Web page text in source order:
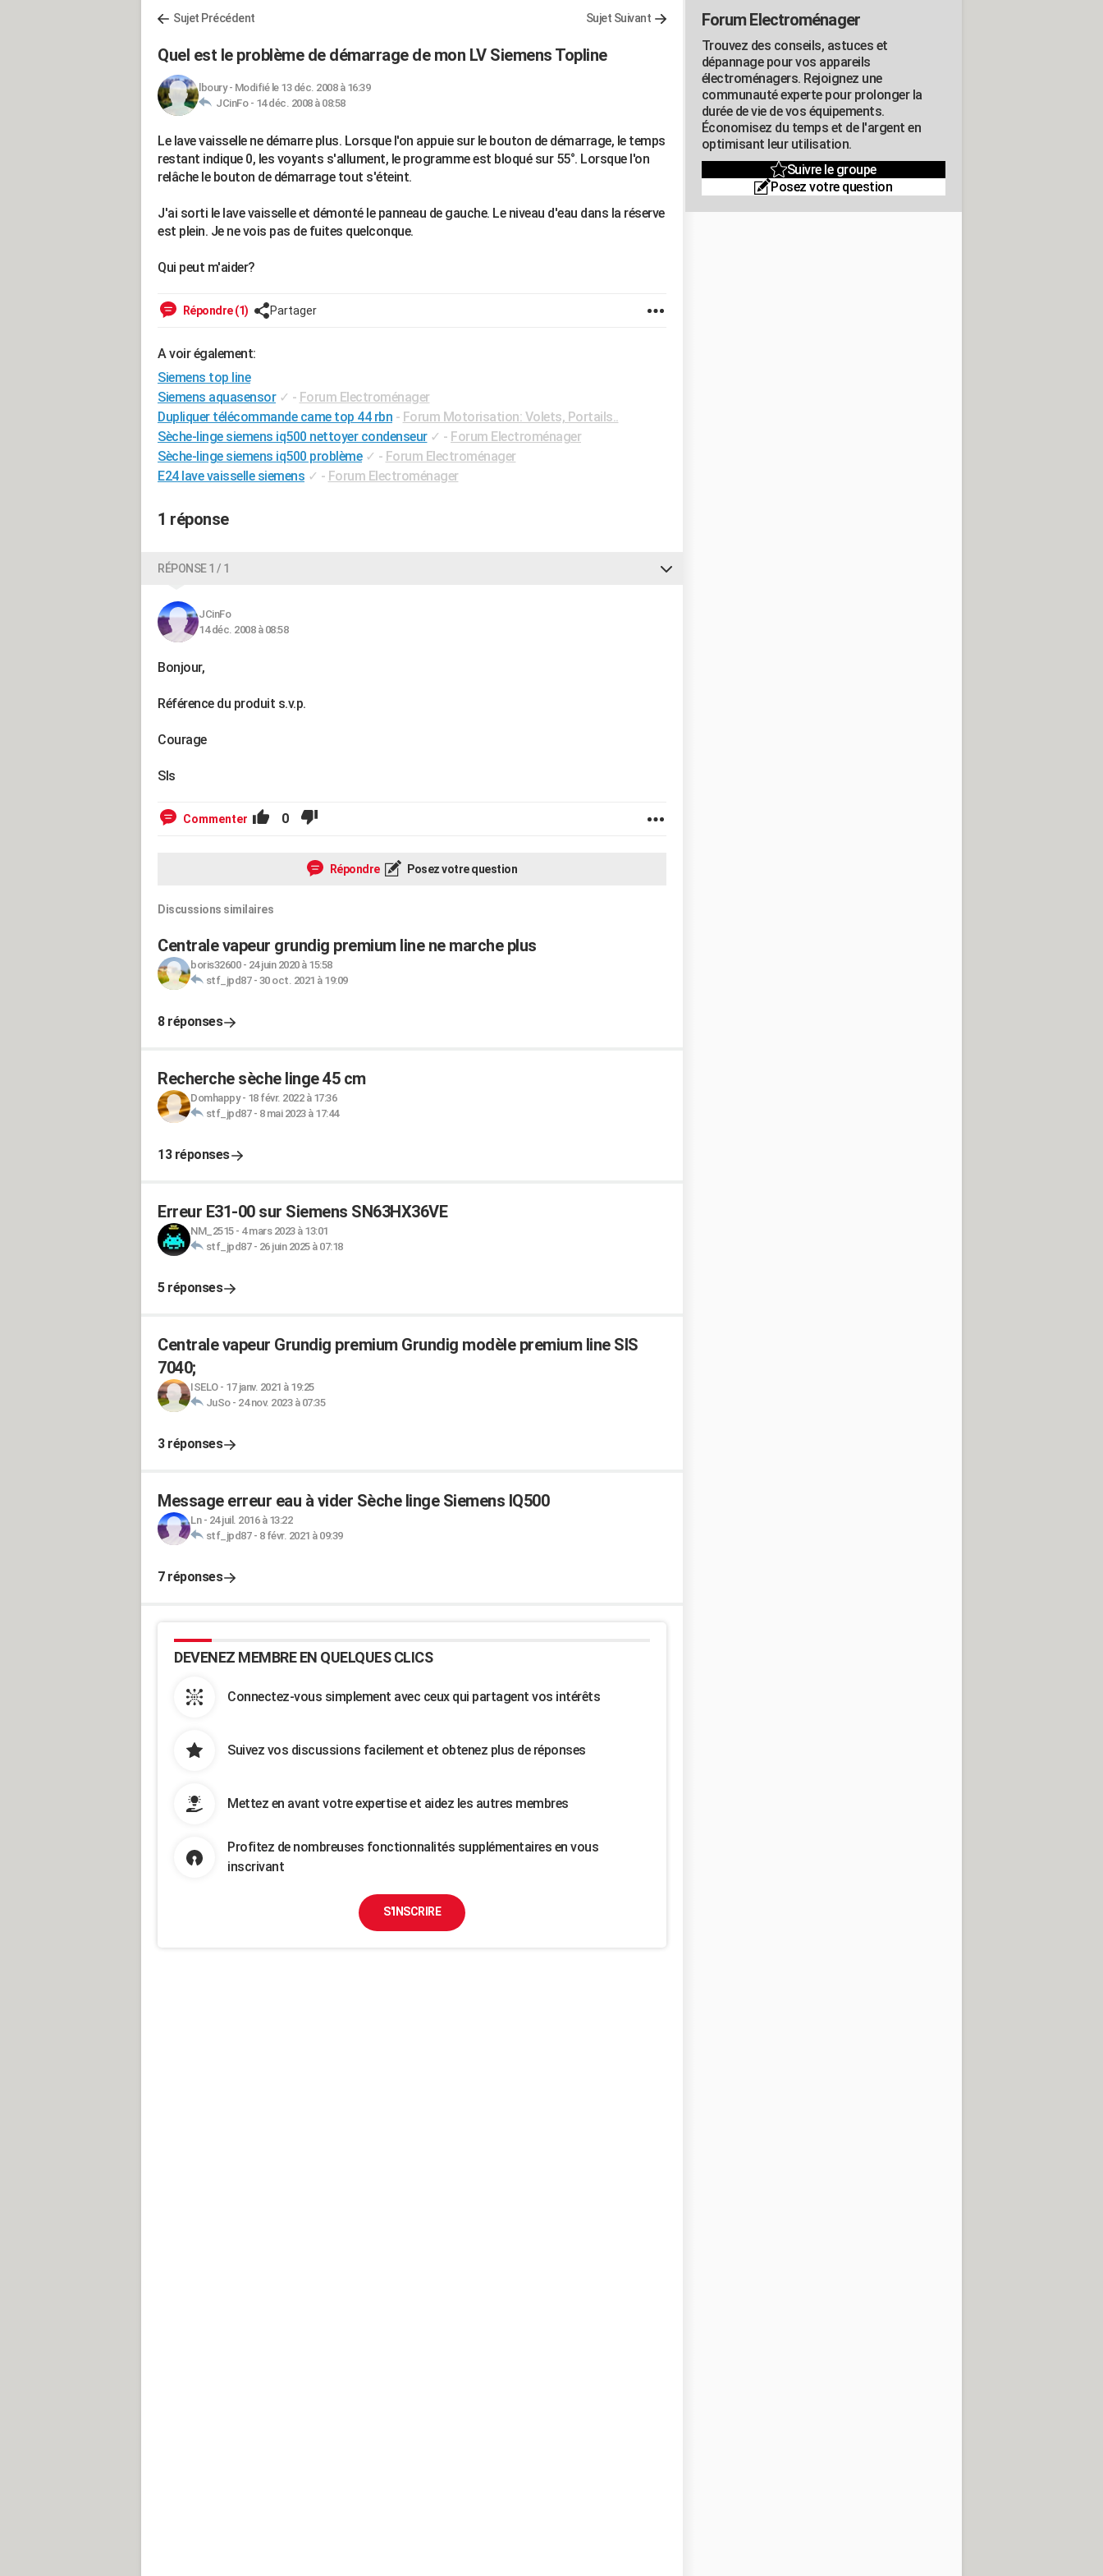
Sujet Précédent Sujet Suivant
Quel est le problème de démarrage de mon LV Siemens Topline
lboury- Modifié le 13 déc. 2008 à 16:39
JCinFo - 14 déc. 2008 à 08:58
Le lave vaisselle ne démarre plus. Lorsque l'on appuie sur le bouton de démarrage, le temps
restant indique 0, les voyants s'allument, le programme est bloqué sur 55°. Lorsque l'on
relâche le bouton de démarrage tout s'éteint.
J'ai sorti le lave vaisselle et démonté le panneau de gauche. Le niveau d'eau dans la réserve
est plein. Je ne vois pas de fuites quelconque.
Qui peut m'aider?
Répondre (1) Partager
A voir également:
Siemens top line
Siemens aquasensor ✓ - Forum Electroménager
Dupliquer télécommande came top 44 rbn - Forum Motorisation: Volets, Portails..
Sèche-linge siemens iq500 nettoyer condenseur ✓ - Forum Electroménager
Sèche-linge siemens iq500 problème ✓ - Forum Electroménager
E24 lave vaisselle siemens ✓ - Forum Electroménager
1 réponse
RÉPONSE 1 / 1
JCinFo
14 déc. 2008 à 08:58
Bonjour,
Référence du produit s.v.p.
Courage
Sls
Commenter 0
Répondre Posez votre question
Discussions similaires
Centrale vapeur grundig premium line ne marche plus
boris32600- 24 juin 2020 à 15:58
stf_jpd87- 30 oct. 2021 à 19:09
8 réponses
Recherche sèche linge 45 cm
Domhappy- 18 févr. 2022 à 17:36
stf_jpd87- 8 mai 2023 à 17:44
13 réponses
Erreur E31-00 sur Siemens SN63HX36VE
NM_2515- 4 mars 2023 à 13:01
stf_jpd87- 26 juin 2025 à 07:18
5 réponses
Centrale vapeur Grundig premium Grundig modèle premium line SIS
7040;
ISELO- 17 janv. 2021 à 19:25
JuSo- 24 nov. 2023 à 07:35
3 réponses
Message erreur eau à vider Sèche linge Siemens IQ500
Ln- 24 juil. 2016 à 13:22
stf_jpd87- 8 févr. 2021 à 09:39
7 réponses
DEVENEZ MEMBRE EN QUELQUES CLICS
Connectez-vous simplement avec ceux qui partagent vos intérêts
Suivez vos discussions facilement et obtenez plus de réponses
Mettez en avant votre expertise et aidez les autres membres
Profitez de nombreuses fonctionnalités supplémentaires en vous
inscrivant
S'INSCRIRE
Forum Electroménager
Trouvez des conseils, astuces et
dépannage pour vos appareils
électroménagers. Rejoignez une
communauté experte pour prolonger la
durée de vie de vos équipements.
Économisez du temps et de l'argent en
optimisant leur utilisation.
Suivre le groupe
Posez votre question